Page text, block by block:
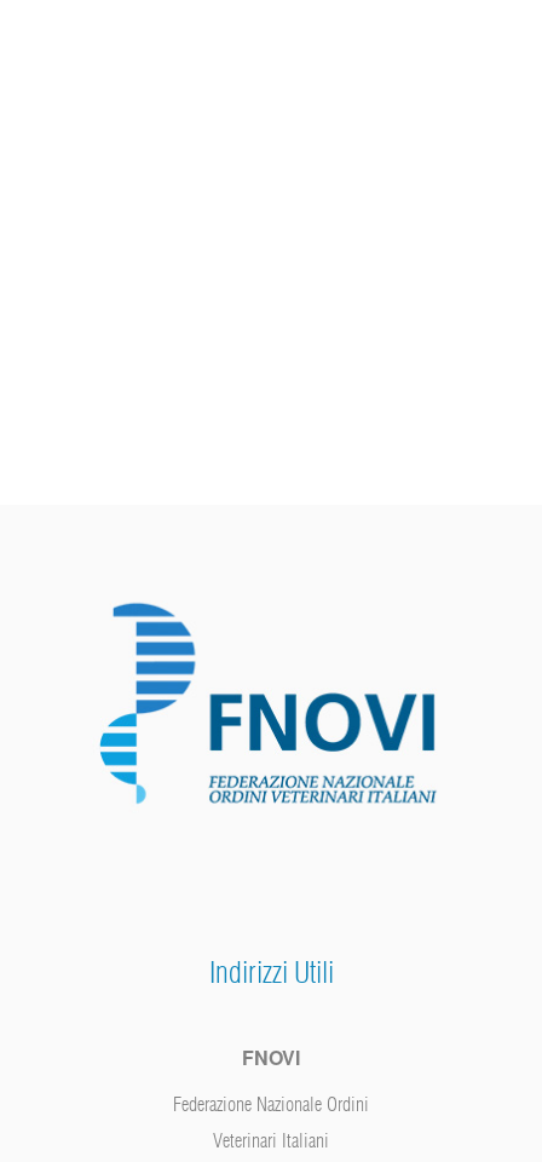
Indirizzi Utili
FNOVI
Federazione Nazionale Ordini
Veterinari Italiani